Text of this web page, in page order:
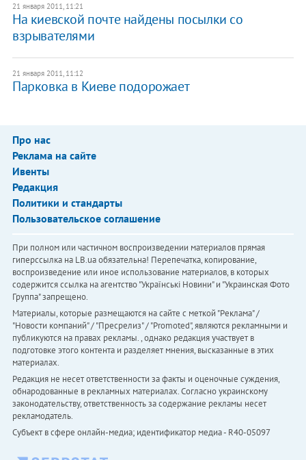
21 января 2011, 11:21
На киевской почте найдены посылки со
взрывателями
21 января 2011, 11:12
Парковка в Киеве подорожает
Про нас
Реклама на сайте
Ивенты
Редакция
Политики и стандарты
Пользовательское соглашение
При полном или частичном воспроизведении материалов прямая
гиперссылка на LB.ua обязательна! Перепечатка, копирование,
воспроизведение или иное использование материалов, в которых
содержится ссылка на агентство "Українськi Новини" и "Украинская Фото
Группа" запрещено.
Материалы, которые размещаются на сайте с меткой "Реклама" /
"Новости компаний" / "Пресрелиз" / "Promoted", являются рекламными и
публикуются на правах рекламы. , однако редакция участвует в
подготовке этого контента и разделяет мнения, высказанные в этих
материалах.
Редакция не несет ответственности за факты и оценочные суждения,
обнародованные в рекламных материалах. Согласно украинскому
законодательству, ответственность за содержание рекламы несет
рекламодатель.
Субъект в сфере онлайн-медиа; идентификатор медиа - R40-05097